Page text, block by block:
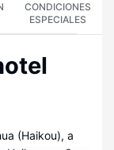
CONDICIONES
ESPECIALES
(Haikou), a